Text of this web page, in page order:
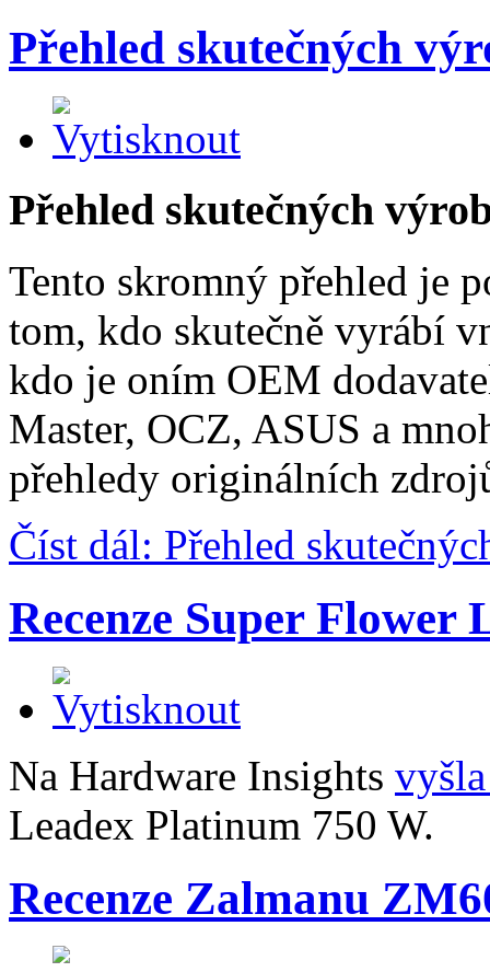
Přehled skutečných
Přehled skutečných
Tento skromný přehled je
tom, kdo skutečně vyrábí
kdo je oním OEM
Master, OCZ, ASUS a
přehledy originálních
Číst dál: Přehled
Recenze Super Flower
Na Hardware Insights
Leadex Platinum 750 W.
Recenze Zalmanu